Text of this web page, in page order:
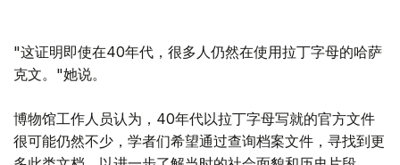
"这证明即使在40年代，很多人仍然在使用拉丁字母的哈萨
克文。"她说。
博物馆工作人员认为，40年代以拉丁字母写就的官方文件
很可能仍然不少，学者们希望通过查询档案文件，寻找到更